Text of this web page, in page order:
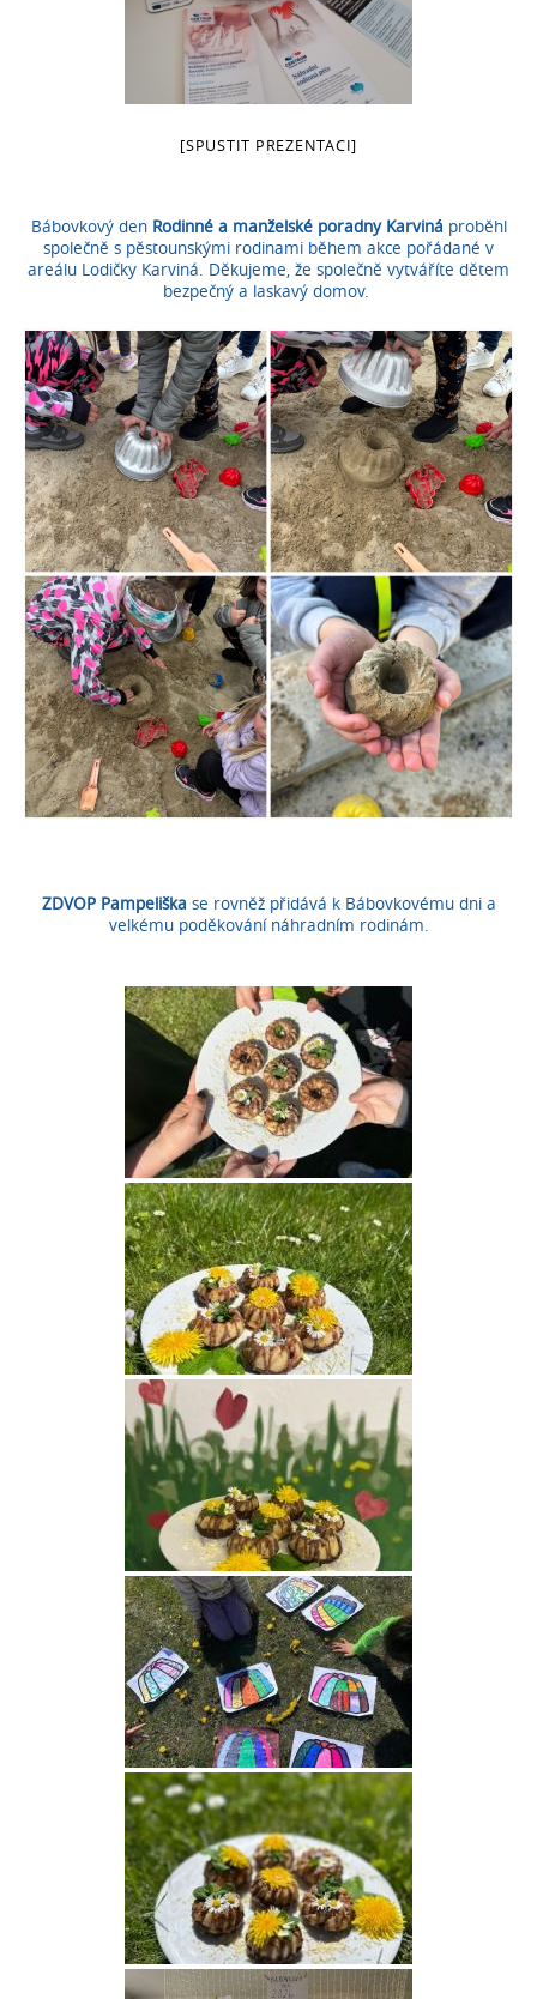
[SPUSTIT PREZENTACI]
Bábovkový den Rodinné a manželské poradny Karviná proběhl
společně s pěstounskými rodinami během akce pořádané v
areálu Lodičky Karviná. Děkujeme, že společně vytváříte dětem
bezpečný a laskavý domov.
ZDVOP Pampeliška se rovněž přidává k Bábovkovému dni a
velkému poděkování náhradním rodinám.